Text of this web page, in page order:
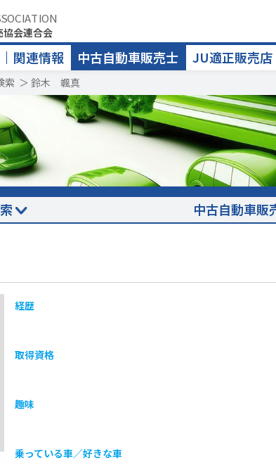
会連合会
関連情報 中古自動車販売士 JU適正販売店
索 ＞ 鈴木 颯真
中古自動車販
経歴
取得資格
趣味
乗っている車／好きな車